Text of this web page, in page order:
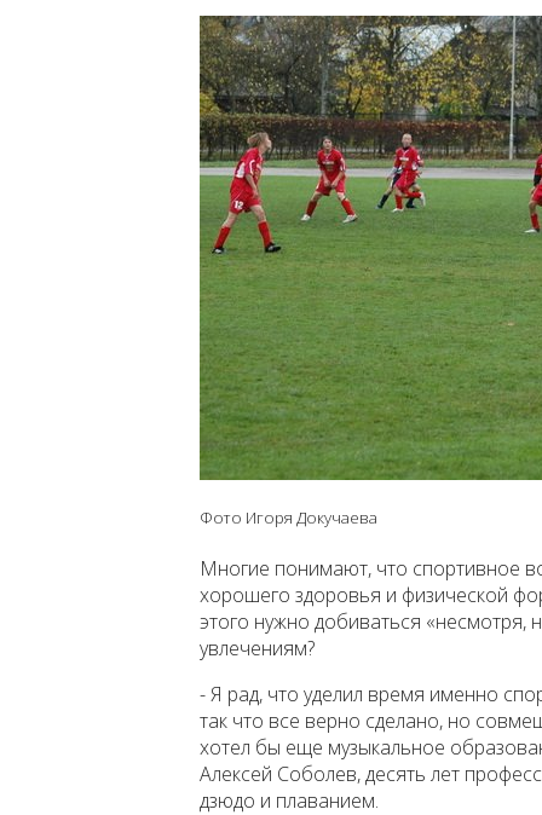
Фото Игоря Докучаева
Многие понимают, что спортивное
хорошего здоровья и физической
этого нужно добиваться «несмотря,
увлечениям?
- Я рад, что уделил время именно
так что все верно сделано, но
хотел бы еще музыкальное
Алексей Соболев, десять лет
дзюдо и плаванием.